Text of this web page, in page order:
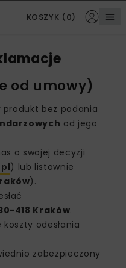
KOSZYK (0)
od umowy)
produkt bez podania
od jego
o swojej decyzji
) lub listownie
).
418 Kraków.
odesłania
zabezpieczony